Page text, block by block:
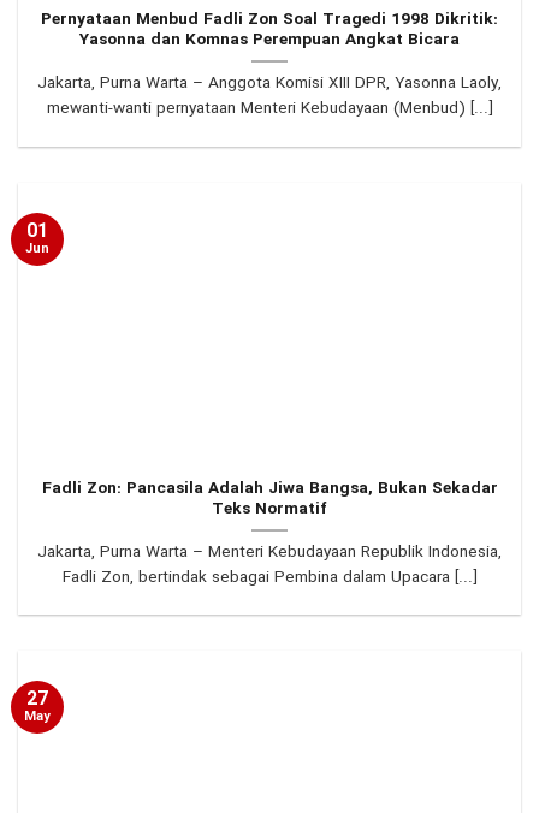
Pernyataan Menbud Fadli Zon Soal Tragedi 1998 Dikritik:
Yasonna dan Komnas Perempuan Angkat Bicara
Jakarta, Purna Warta – Anggota Komisi XIII DPR, Yasonna Laoly,
mewanti-wanti pernyataan Menteri Kebudayaan (Menbud) [...]
Fadli Zon: Pancasila Adalah Jiwa Bangsa, Bukan Sekadar
Teks Normatif
Jakarta, Purna Warta – Menteri Kebudayaan Republik Indonesia,
Fadli Zon, bertindak sebagai Pembina dalam Upacara [...]
01
Jun
27
May